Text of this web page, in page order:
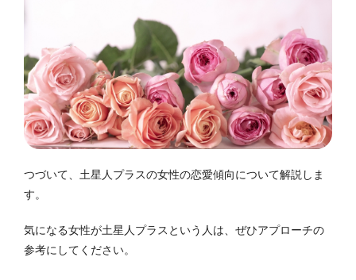
つづいて、土星人プラスの女性の恋愛傾向について解説しま
す。
気になる女性が土星人プラスという人は、ぜひアプローチの
参考にしてください。